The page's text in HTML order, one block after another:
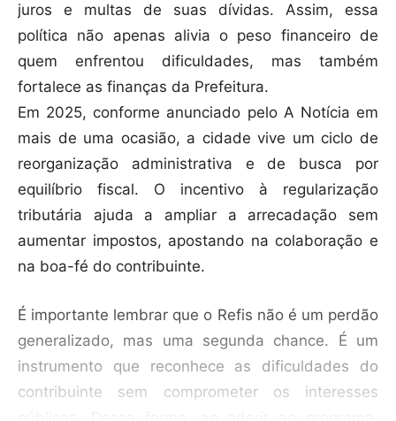
juros e multas de suas dívidas. Assim, essa
política não apenas alivia o peso financeiro de
quem enfrentou dificuldades, mas também
fortalece as finanças da Prefeitura.
Em 2025, conforme anunciado pelo A Notícia em
mais de uma ocasião, a cidade vive um ciclo de
reorganização administrativa e de busca por
equilíbrio fiscal. O incentivo à regularização
tributária ajuda a ampliar a arrecadação sem
aumentar impostos, apostando na colaboração e
na boa-fé do contribuinte.
É importante lembrar que o Refis não é um perdão
generalizado, mas uma segunda chance. É um
instrumento que reconhece as dificuldades do
contribuinte sem comprometer os interesses